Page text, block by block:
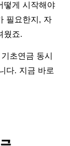
떻게 시작해야
필요한지, 자
웠죠.
초연금 동시
다. 지금 바로